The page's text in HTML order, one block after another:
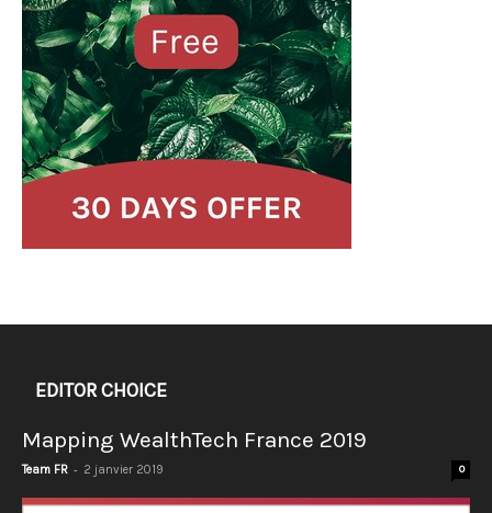
EDITOR CHOICE
Mapping WealthTech France 2019
Team FR - 2 janvier 2019 0